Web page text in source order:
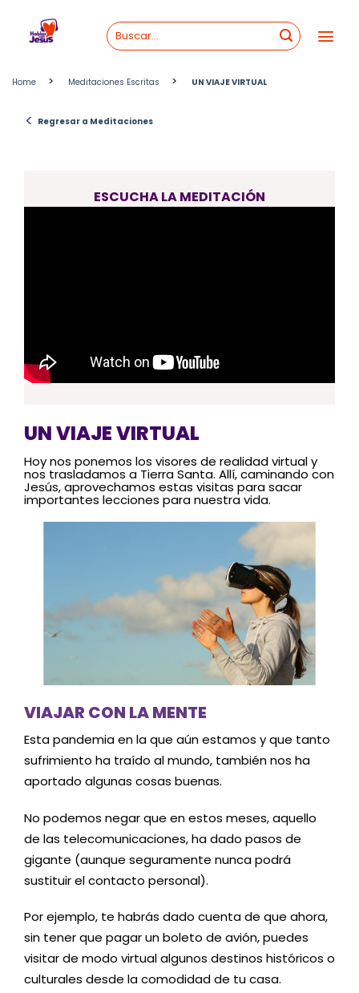
content
Home > Meditaciones Escritas > UN VIAJE VIRTUAL
< Regresar a Meditaciones
ESCUCHA LA MEDITACIÓN
UN VIAJE VIRTUAL
Hoy nos ponemos los visores de realidad virtual y
nos trasladamos a Tierra Santa. Allí, caminando con
Jesús, aprovechamos estas visitas para sacar
importantes lecciones para nuestra vida.
VIAJAR CON LA MENTE
Esta pandemia en la que aún estamos y que tanto
sufrimiento ha traído al mundo, también nos ha
aportado algunas cosas buenas.
No podemos negar que en estos meses, aquello
de las telecomunicaciones, ha dado pasos de
gigante (aunque seguramente nunca podrá
sustituir el contacto personal).
Por ejemplo, te habrás dado cuenta de que ahora,
sin tener que pagar un boleto de avión, puedes
visitar de modo virtual algunos destinos históricos o
culturales desde la comodidad de tu casa.